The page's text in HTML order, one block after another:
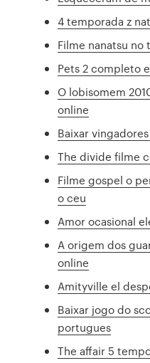
4 temporada z
Filme nanatsu
Pets 2 completo
O lobisomem
online
Baixar
The divide filme
Filme gospel o
o ceu
Amor ocasional
A origem dos
online
Amityville el
Baixar jogo do
portugues
The affair 5